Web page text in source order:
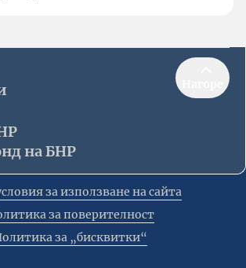
на БНР
за използване на сайта
за поверителност
за „бисквитки“